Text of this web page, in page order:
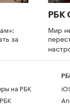
за
РБК
Мир
на РБК